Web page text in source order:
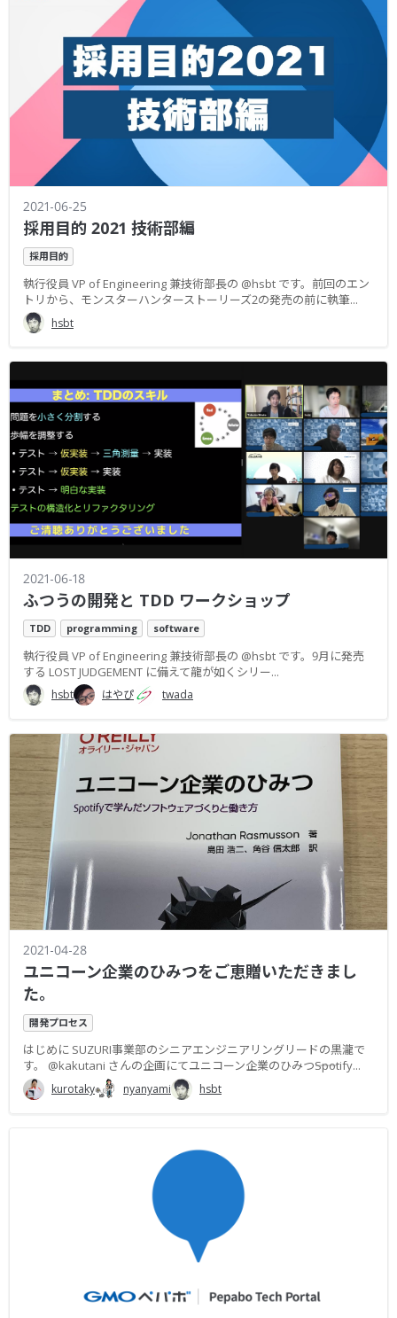
2021-06-25
採用目的 2021 技術部編
採用目的
執行役員 VP of Engineering 兼技術部長の @hsbt です。前回のエン
トリから、モンスターハンターストーリーズ2の発売の前に執筆...
hsbt
2021-06-18
ふつうの開発と TDD ワークショップ
TDD programming software
執行役員 VP of Engineering 兼技術部長の @hsbt です。9月に発売
する LOST JUDGEMENT に備えて龍が如くシリー...
hsbt はやぴ twada
2021-04-28
ユニコーン企業のひみつをご恵贈いただきまし
た。
開発プロセス
はじめに SUZURI事業部のシニアエンジニアリングリードの黒瀧で
す。 @kakutani さんの企画にてユニコーン企業のひみつ――Spotify...
kurotaky nyanyami hsbt